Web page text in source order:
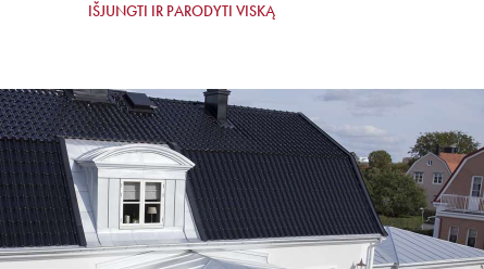
IŠJUNGTI IR PARODYTI VISKĄ